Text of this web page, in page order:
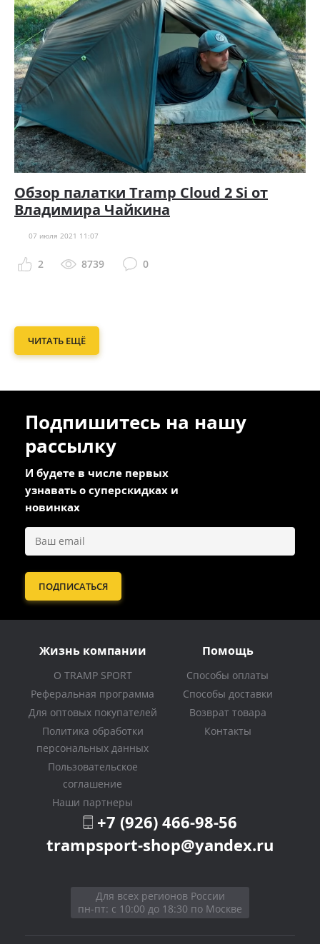
Обзор палатки Tramp Cloud 2 Si от
Владимира Чайкина
07 июля 2021 11:07
2 8739 0
ЧИТАТЬ ЕЩЁ
Подпишитесь на нашу
рассылку
И будете в числе первых
узнавать о суперскидках и
новинках
ПОДПИСАТЬСЯ
Жизнь компании
О TRAMP SPORT
Реферальная программа
Для оптовых покупателей
Политика обработки
персональных данных
Пользовательское
соглашение
Наши партнеры
Помощь
Способы оплаты
Способы доставки
Возврат товара
Контакты
+7 (926) 466-98-56
trampsport-shop@yandex.ru
Для всех регионов России
пн-пт: с 10:00 до 18:30 по Москве